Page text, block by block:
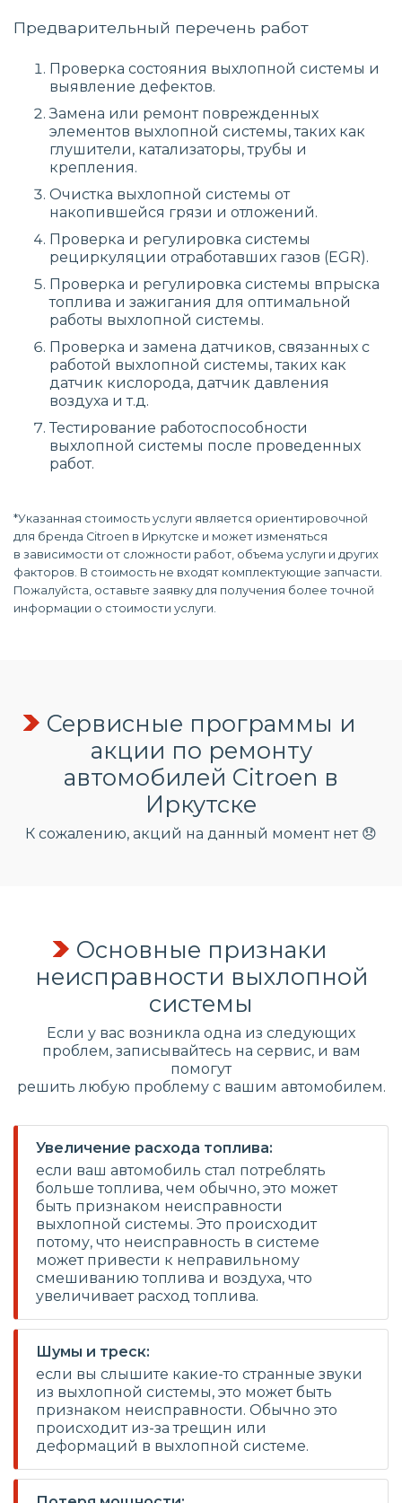
Предварительный перечень работ
Проверка состояния выхлопной системы и
выявление дефектов.
Замена или ремонт поврежденных
элементов выхлопной системы, таких как
глушители, катализаторы, трубы и
крепления.
Очистка выхлопной системы от
накопившейся грязи и отложений.
Проверка и регулировка системы
рециркуляции отработавших газов (EGR).
Проверка и регулировка системы впрыска
топлива и зажигания для оптимальной
работы выхлопной системы.
Проверка и замена датчиков, связанных с
работой выхлопной системы, таких как
датчик кислорода, датчик давления
воздуха и т.д.
Тестирование работоспособности
выхлопной системы после проведенных
работ.
*Указанная стоимость услуги является ориентировочной
для бренда Citroen в Иркутске и может изменяться
в зависимости от сложности работ, объема услуги и других
факторов. В стоимость не входят комплектующие запчасти.
Пожалуйста, оставьте заявку для получения более точной
информации о стоимости услуги.
Сервисные программы и
акции по ремонту
автомобилей Citroen в
Иркутске
К сожалению, акций на данный момент нет 😞
Основные признаки
неисправности выхлопной
системы
Если у вас возникла одна из следующих
проблем, записывайтесь на сервис, и вам
помогут
решить любую проблему с вашим автомобилем.
Увеличение расхода топлива:
если ваш автомобиль стал потреблять
больше топлива, чем обычно, это может
быть признаком неисправности
выхлопной системы. Это происходит
потому, что неисправность в системе
может привести к неправильному
смешиванию топлива и воздуха, что
увеличивает расход топлива.
Шумы и треск:
если вы слышите какие-то странные звуки
из выхлопной системы, это может быть
признаком неисправности. Обычно это
происходит из-за трещин или
деформаций в выхлопной системе.